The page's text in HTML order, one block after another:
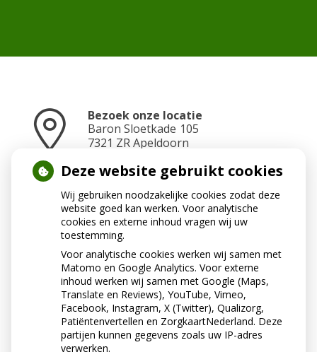
Bezoek onze locatie
Baron Sloetkade 105
7321 ZRApeldoorn
Neem contact op
055 2010402
Stuur ons een e-mail
assistentenwelgelegen@ezorg.nl
Deze website gebruikt cookies
Wij gebruiken noodzakelijke cookies zodat deze
website goed kan werken. Voor analytische
cookies en externe inhoud vragen wij uw
toestemming.
Voor analytische cookies werken wij samen met
Matomo en Google Analytics. Voor externe
inhoud werken wij samen met Google (Maps,
Translate en Reviews), YouTube, Vimeo,
Facebook, Instagram, X (Twitter), Qualizorg,
Patiëntenvertellen en ZorgkaartNederland. Deze
partijen kunnen gegevens zoals uw IP-adres
verwerken.